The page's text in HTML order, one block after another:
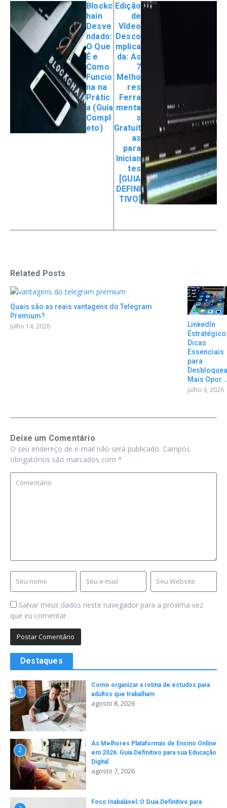
Blockc
hain
Desve
ndado:
O Que
É e
Como
Funcio
na na
Prátic
a (Guia
Compl
eto)
Edição
de
Vídeo
Desco
mplica
da: As
7
Melho
res
Ferra
menta
s
Gratuit
as
para
Inician
tes
[GUIA
DEFINI
TIVO]
Related Posts
Quais são as reais vantagens do Telegram
Premium?
julho 14, 2026
LinkedIn
Dicas
Essenciais
para
Mais Opor
julho 9, 2026
Deixe um Comentário
O seu endereço de e-mail não será publicado. Campos
obrigatórios são marcados com *
Salvar meus dados neste navegador para a próxima vez
que eu comentar.
Destaques
1
Como organizar a rotina de estudos para
adultos que trabalham
agosto 8, 2026
2
As Melhores Plataformas de Ensino Online
em 2026: Guia Definitivo para sua Educação
Digital
agosto 7, 2026
Foco Inabalável: O Guia Definitivo para